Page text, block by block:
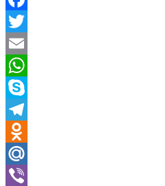
Facebook
Twitter
Email
WhatsApp
Skype
Telegram
Odnoklassniki
Mail.Ru